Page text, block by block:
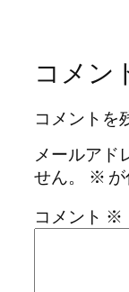
コメン
コメントを
メールアド
せん。
※
コメント ※